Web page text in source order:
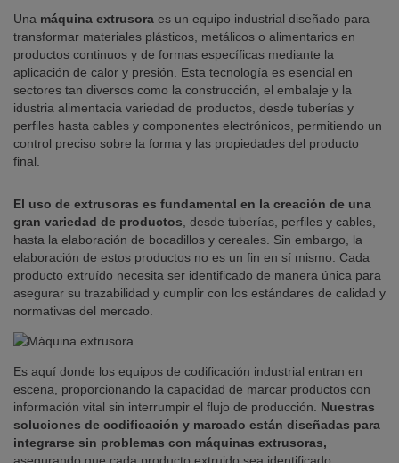
Una máquina extrusora es un equipo industrial diseñado para
transformar materiales plásticos, metálicos o alimentarios en
productos continuos y de formas específicas mediante la
aplicación de calor y presión. Esta tecnología es esencial en
sectores tan diversos como la construcción, el embalaje y la
idustria alimentacia variedad de productos, desde tuberías y
perfiles hasta cables y componentes electrónicos, permitiendo un
control preciso sobre la forma y las propiedades del producto
final.
El uso de extrusoras es fundamental en la creación de una
gran variedad de productos , desde tuberías, perfiles y cables,
hasta la elaboración de bocadillos y cereales. Sin embargo, la
elaboración de estos productos no es un fin en sí mismo. Cada
producto extruído necesita ser identificado de manera única para
asegurar su trazabilidad y cumplir con los estándares de calidad y
normativas del mercado.
Es aquí donde los equipos de codificación industrial entran en
escena, proporcionando la capacidad de marcar productos con
información vital sin interrumpir el flujo de producción. Nuestras
soluciones de codificación y marcado están diseñadas para
integrarse sin problemas con máquinas extrusoras,